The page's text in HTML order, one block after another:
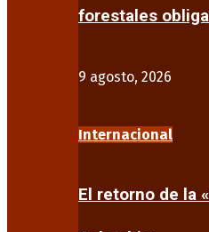
forestales
9 agosto, 2026
Internacional
El retorno de la